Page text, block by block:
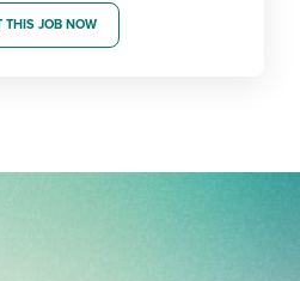
THIS JOB NOW